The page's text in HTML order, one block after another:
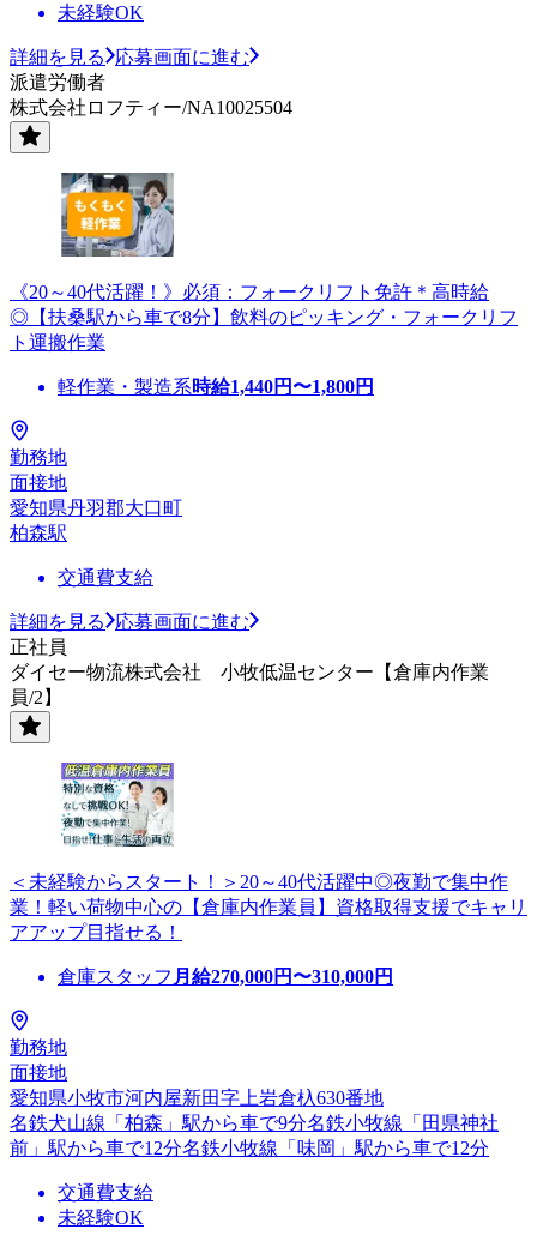
未経験OK
詳細を見る
応募画面に進む
派遣労働者
株式会社ロフティー/NA10025504
《20～40代活躍！》必須：フォークリフト免許＊高時給
◎【扶桑駅から車で8分】飲料のピッキング・フォークリフ
ト運搬作業
軽作業・製造系時給1,440円〜1,800円
勤務地
面接地
愛知県丹羽郡大口町
柏森駅
交通費支給
詳細を見る
応募画面に進む
正社員
ダイセー物流株式会社 小牧低温センター【倉庫内作業
員/2】
＜未経験からスタート！＞20～40代活躍中◎夜勤で集中作
業！軽い荷物中心の【倉庫内作業員】資格取得支援でキャリ
アアップ目指せる！
倉庫スタッフ 月給270,000円〜310,000円
勤務地
面接地
愛知県小牧市河内屋新田字上岩倉杁630番地
名鉄犬山線「柏森」駅から車で9分名鉄小牧線「田県神社
前」駅から車で12分名鉄小牧線「味岡」駅から車で12分
交通費支給
未経験OK